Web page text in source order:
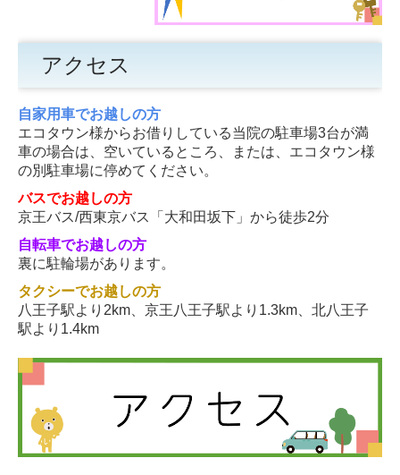
アクセス
自家用車でお越しの方
エコタウン様からお借りしている当院の駐車場3台が満
車の場合は、空いているところ、
または、エコタウン様
の別駐車場に停めてください。
バスでお越しの方
京王バス/西東京バス「大和田坂下」から徒歩2分
自転車でお越しの方
裏に駐輪場があります。
タクシーでお越しの方
八王子駅より2km、京王八王子駅より1.3km、北八王子
駅より1.4km